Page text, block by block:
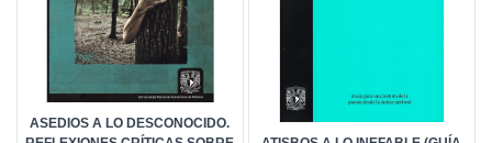
ASEDIOS A LO DESCONOCIDO.